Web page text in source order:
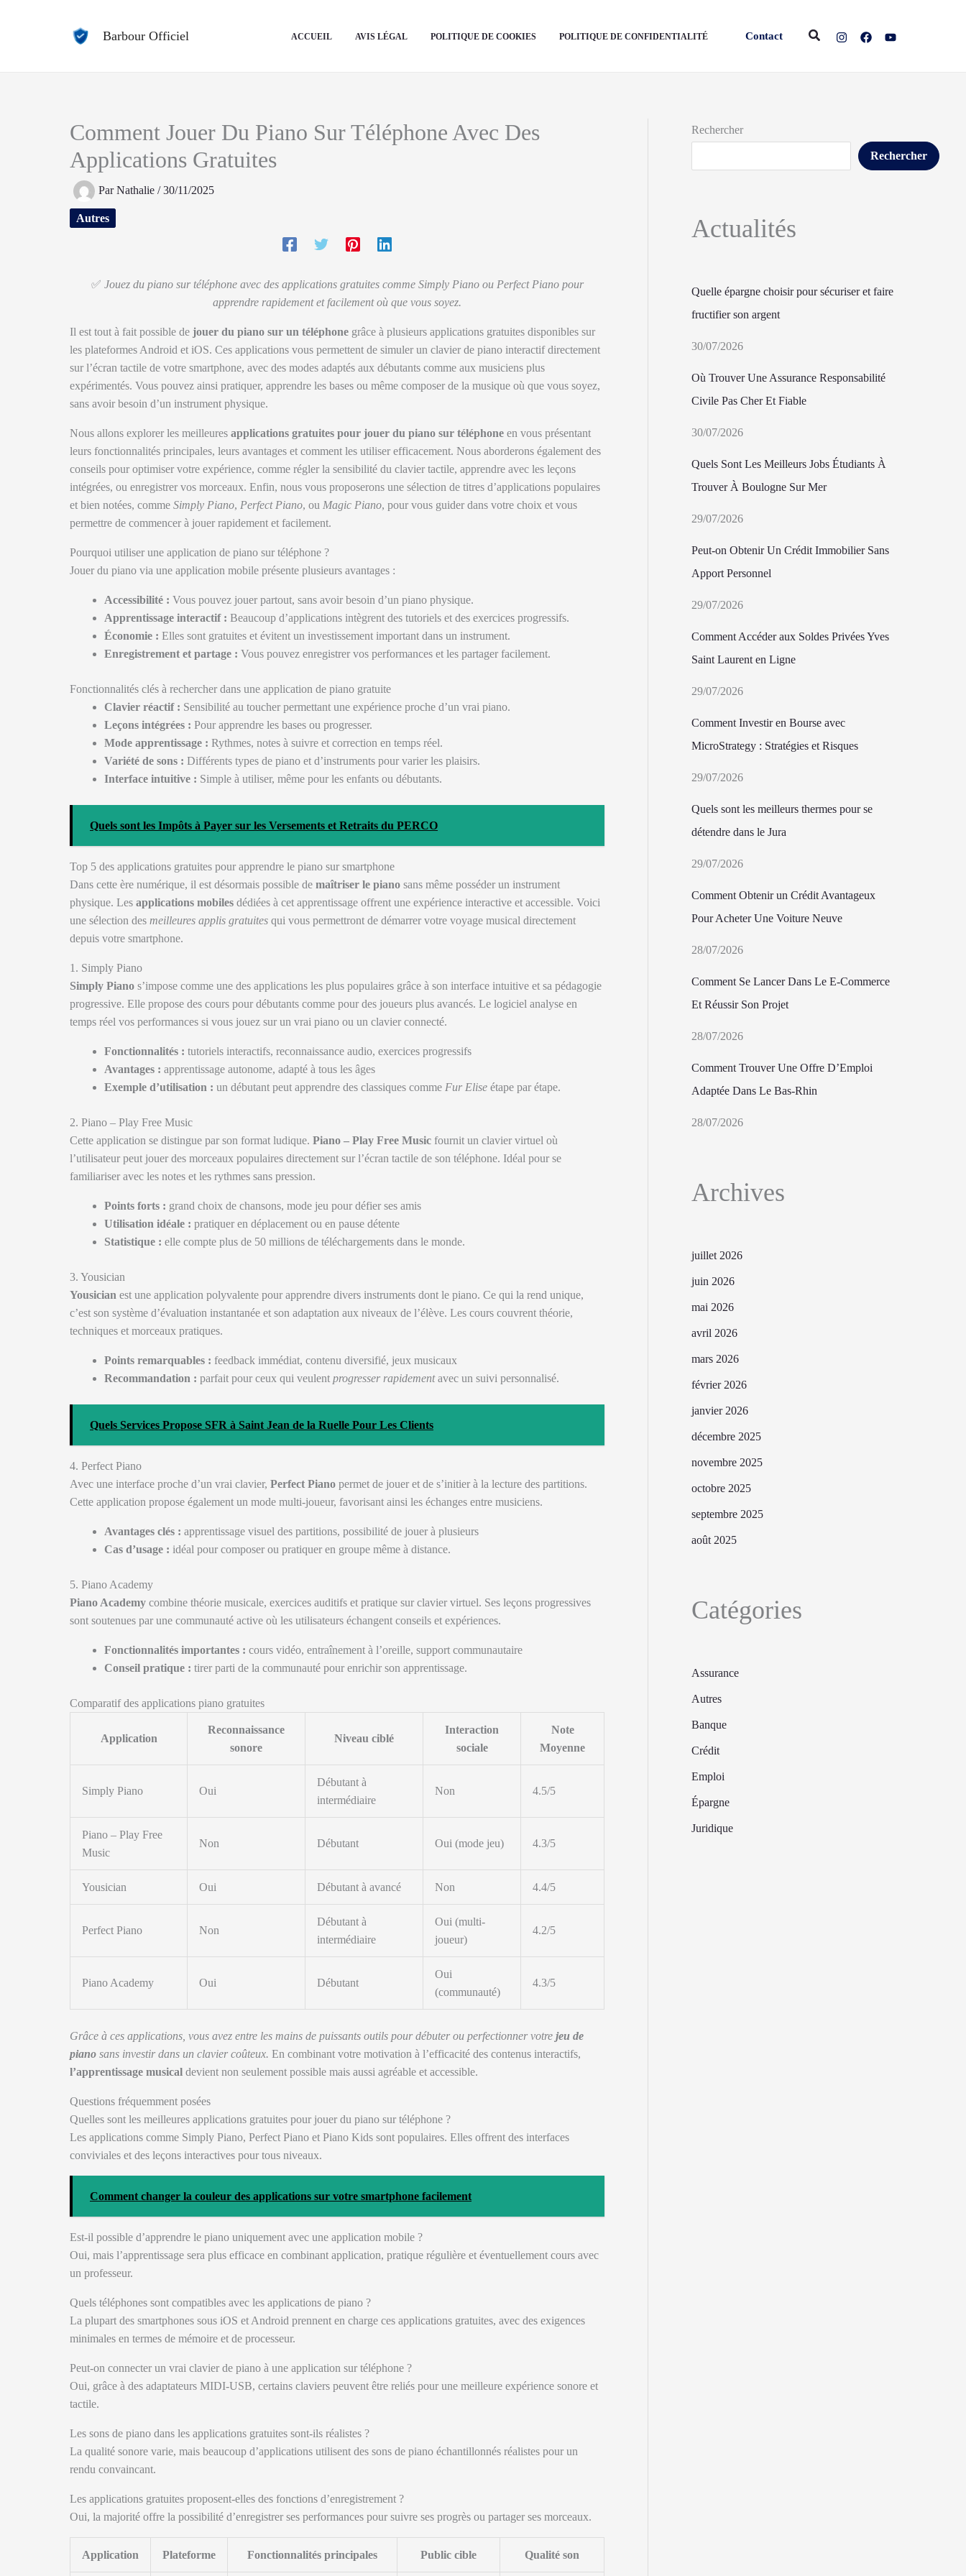
Barbour Officiel ACCUEIL AVIS LÉGAL POLITIQUE DE COOKIES POLITIQUE DE CONFIDENTIALITÉ Contact Rechercher
Comment Jouer Du Piano Sur Téléphone Avec Des
Applications Gratuites
ParNathalie /30/11/2025
Autres
✅ Jouez du piano sur téléphone avec des applications gratuites comme Simply Piano ou Perfect Piano pour
apprendre rapidement et facilement où que vous soyez.
Il est tout à fait possible de jouer du piano sur un téléphone grâce à plusieurs applications gratuites disponibles sur
les plateformes Android et iOS. Ces applications vous permettent de simuler un clavier de piano interactif directement
sur l’écran tactile de votre smartphone, avec des modes adaptés aux débutants comme aux musiciens plus
expérimentés. Vous pouvez ainsi pratiquer, apprendre les bases ou même composer de la musique où que vous soyez,
sans avoir besoin d’un instrument physique.
Nous allons explorer les meilleures applications gratuites pour jouer du piano sur téléphone en vous présentant
leurs fonctionnalités principales, leurs avantages et comment les utiliser efficacement. Nous aborderons également des
conseils pour optimiser votre expérience, comme régler la sensibilité du clavier tactile, apprendre avec les leçons
intégrées, ou enregistrer vos morceaux. Enfin, nous vous proposerons une sélection de titres d’applications populaires
et bien notées, comme Simply Piano, Perfect Piano, ou Magic Piano, pour vous guider dans votre choix et vous
permettre de commencer à jouer rapidement et facilement.
Pourquoi utiliser une application de piano sur téléphone ?
Jouer du piano via une application mobile présente plusieurs avantages :
Accessibilité : Vous pouvez jouer partout, sans avoir besoin d’un piano physique.
Apprentissage interactif : Beaucoup d’applications intègrent des tutoriels et des exercices progressifs.
Économie : Elles sont gratuites et évitent un investissement important dans un instrument.
Enregistrement et partage : Vous pouvez enregistrer vos performances et les partager facilement.
Fonctionnalités clés à rechercher dans une application de piano gratuite
Clavier réactif : Sensibilité au toucher permettant une expérience proche d’un vrai piano.
Leçons intégrées : Pour apprendre les bases ou progresser.
Mode apprentissage : Rythmes, notes à suivre et correction en temps réel.
Variété de sons : Différents types de piano et d’instruments pour varier les plaisirs.
Interface intuitive : Simple à utiliser, même pour les enfants ou débutants.
Quels sont les Impôts à Payer sur les Versements et Retraits du PERCO
Top 5 des applications gratuites pour apprendre le piano sur smartphone
Dans cette ère numérique, il est désormais possible de maîtriser le piano sans même posséder un instrument
physique. Les applications mobiles dédiées à cet apprentissage offrent une expérience interactive et accessible. Voici
une sélection des meilleures applis gratuites qui vous permettront de démarrer votre voyage musical directement
depuis votre smartphone.
1. Simply Piano
Simply Piano s’impose comme une des applications les plus populaires grâce à son interface intuitive et sa pédagogie
progressive. Elle propose des cours pour débutants comme pour des joueurs plus avancés. Le logiciel analyse en
temps réel vos performances si vous jouez sur un vrai piano ou un clavier connecté.
Fonctionnalités : tutoriels interactifs, reconnaissance audio, exercices progressifs
Avantages : apprentissage autonome, adapté à tous les âges
Exemple d’utilisation : un débutant peut apprendre des classiques comme Fur Elise étape par étape.
2. Piano – Play Free Music
Cette application se distingue par son format ludique. Piano – Play Free Music fournit un clavier virtuel où
l’utilisateur peut jouer des morceaux populaires directement sur l’écran tactile de son téléphone. Idéal pour se
familiariser avec les notes et les rythmes sans pression.
Points forts : grand choix de chansons, mode jeu pour défier ses amis
Utilisation idéale : pratiquer en déplacement ou en pause détente
Statistique : elle compte plus de 50 millions de téléchargements dans le monde.
3. Yousician
Yousician est une application polyvalente pour apprendre divers instruments dont le piano. Ce qui la rend unique,
c’est son système d’évaluation instantanée et son adaptation aux niveaux de l’élève. Les cours couvrent théorie,
techniques et morceaux pratiques.
Points remarquables : feedback immédiat, contenu diversifié, jeux musicaux
Recommandation : parfait pour ceux qui veulent progresser rapidementavec un suivi personnalisé.
Quels Services Propose SFR à Saint Jean de la Ruelle Pour Les Clients
4. Perfect Piano
Avec une interface proche d’un vrai clavier, Perfect Piano permet de jouer et de s’initier à la lecture des partitions.
Cette application propose également un mode multi-joueur, favorisant ainsi les échanges entre musiciens.
Avantages clés : apprentissage visuel des partitions, possibilité de jouer à plusieurs
Cas d’usage : idéal pour composer ou pratiquer en groupe même à distance.
5. Piano Academy
Piano Academy combine théorie musicale, exercices auditifs et pratique sur clavier virtuel. Ses leçons progressives
sont soutenues par une communauté active où les utilisateurs échangent conseils et expériences.
Fonctionnalités importantes : cours vidéo, entraînement à l’oreille, support communautaire
Conseil pratique : tirer parti de la communauté pour enrichir son apprentissage.
Comparatif des applications piano gratuites
Application
Reconnaissance
sonore
Niveau ciblé
Interaction
sociale
Note
Moyenne
Simply Piano Oui
Débutant à
intermédiaire
Non 4.5/5
Piano – Play Free
Music
Non Débutant Oui (mode jeu) 4.3/5
Yousician Oui Débutant à avancé Non 4.4/5
Perfect Piano Non
Débutant à
intermédiaire
Oui (multi-
joueur)
4.2/5
Piano Academy Oui Débutant
Oui
(communauté)
4.3/5
Grâce à ces applications, vous avez entre les mains de puissants outils pour débuter ou perfectionner votre jeu de
piano sans investir dans un clavier coûteux. En combinant votre motivation à l’efficacité des contenus interactifs,
l’apprentissage musical devient non seulement possible mais aussi agréable et accessible.
Questions fréquemment posées
Quelles sont les meilleures applications gratuites pour jouer du piano sur téléphone ?
Les applications comme Simply Piano, Perfect Piano et Piano Kids sont populaires. Elles offrent des interfaces
conviviales et des leçons interactives pour tous niveaux.
Comment changer la couleur des applications sur votre smartphone facilement
Est-il possible d’apprendre le piano uniquement avec une application mobile ?
Oui, mais l’apprentissage sera plus efficace en combinant application, pratique régulière et éventuellement cours avec
un professeur.
Quels téléphones sont compatibles avec les applications de piano ?
La plupart des smartphones sous iOS et Android prennent en charge ces applications gratuites, avec des exigences
minimales en termes de mémoire et de processeur.
Peut-on connecter un vrai clavier de piano à une application sur téléphone ?
Oui, grâce à des adaptateurs MIDI-USB, certains claviers peuvent être reliés pour une meilleure expérience sonore et
tactile.
Les sons de piano dans les applications gratuites sont-ils réalistes ?
La qualité sonore varie, mais beaucoup d’applications utilisent des sons de piano échantillonnés réalistes pour un
rendu convaincant.
Les applications gratuites proposent-elles des fonctions d’enregistrement ?
Oui, la majorité offre la possibilité d’enregistrer ses performances pour suivre ses progrès ou partager ses morceaux.
Application Plateforme Fonctionnalités principales Public cible Qualité son
Rechercher
Rechercher
Actualités
Quelle épargne choisir pour sécuriser et faire
fructifier son argent
30/07/2026
Où Trouver Une Assurance Responsabilité
Civile Pas Cher Et Fiable
30/07/2026
Quels Sont Les Meilleurs Jobs Étudiants À
Trouver À Boulogne Sur Mer
29/07/2026
Peut-on Obtenir Un Crédit Immobilier Sans
Apport Personnel
29/07/2026
Comment Accéder aux Soldes Privées Yves
Saint Laurent en Ligne
29/07/2026
Comment Investir en Bourse avec
MicroStrategy : Stratégies et Risques
29/07/2026
Quels sont les meilleurs thermes pour se
détendre dans le Jura
29/07/2026
Comment Obtenir un Crédit Avantageux
Pour Acheter Une Voiture Neuve
28/07/2026
Comment Se Lancer Dans Le E-Commerce
Et Réussir Son Projet
28/07/2026
Comment Trouver Une Offre D’Emploi
Adaptée Dans Le Bas-Rhin
28/07/2026
Archives
juillet 2026
juin 2026
mai 2026
avril 2026
mars 2026
février 2026
janvier 2026
décembre 2025
novembre 2025
octobre 2025
septembre 2025
août 2025
Catégories
Assurance
Autres
Banque
Crédit
Emploi
Épargne
Juridique